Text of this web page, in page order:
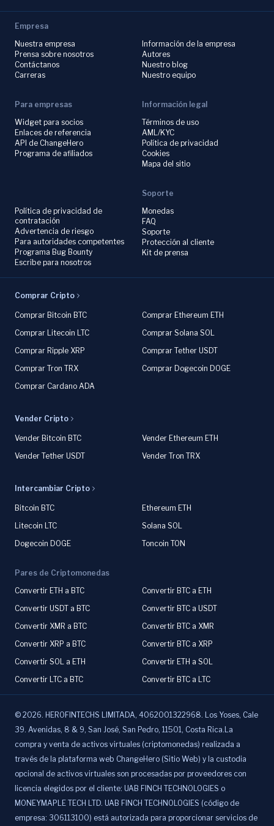
Empresa
Nuestra empresa
Prensa sobre nosotros
Contáctanos
Carreras
Información de la empresa
Autores
Nuestro blog
Nuestro equipo
Para empresas
Widget para socios
Enlaces de referencia
API de ChangeHero
Programa de afiliados
Información legal
Términos de uso
AML/KYC
Política de privacidad
Cookies
Mapa del sitio
Política de privacidad de
contratación
Advertencia de riesgo
Para autoridades competentes
Programa Bug Bounty
Escribe para nosotros
Soporte
Monedas
FAQ
Soporte
Protección al cliente
Kit de prensa
Comprar Cripto
Comprar Bitcoin BTC
Comprar Ethereum ETH
Comprar Litecoin LTC
Comprar Solana SOL
Comprar Ripple XRP
Comprar Tether USDT
Comprar Tron TRX
Comprar Dogecoin DOGE
Comprar Cardano ADA
Vender Cripto
Vender Bitcoin BTC
Vender Ethereum ETH
Vender Tether USDT
Vender Tron TRX
Intercambiar Cripto
Bitcoin BTC
Ethereum ETH
Litecoin LTC
Solana SOL
Dogecoin DOGE
Toncoin TON
Pares de Criptomonedas
Convertir ETH a BTC
Convertir BTC a ETH
Convertir USDT a BTC
Convertir BTC a USDT
Convertir XMR a BTC
Convertir BTC a XMR
Convertir XRP a BTC
Convertir BTC a XRP
Convertir SOL a ETH
Convertir ETH a SOL
Convertir LTC a BTC
Convertir BTC a LTC
© 2026. HEROFINTECHS LIMITADA, 4062001322968. Los Yoses, Cale
39. Avenidas, 8 & 9, San José, San Pedro, 11501, Costa Rica.La
compra y venta de activos virtuales (criptomonedas) realizada a
través de la plataforma web ChangeHero (Sitio Web) y la custodia
opcional de activos virtuales son procesadas por proveedores con
licencia elegidos por el cliente: UAB FINCH TECHNOLOGIES o
MONEYMAPLE TECH LTD. UAB FINCH TECHNOLOGIES (código de
empresa: 306113100) está autorizada para proporcionar servicios de